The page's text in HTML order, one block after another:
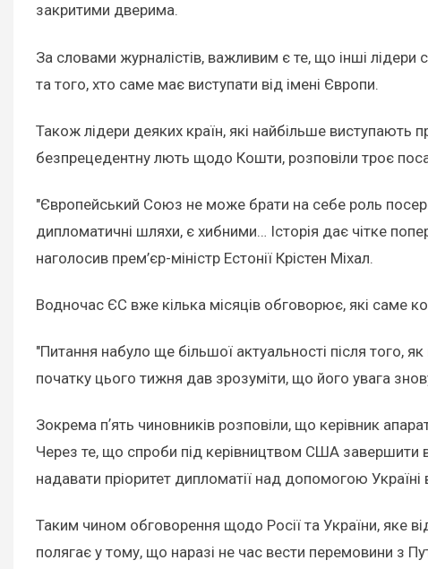
закритими дверима.
За словами журналістів, важливим є те, що інші
та того, хто саме має виступати від імені Європи.
Також лідери деяких країн, які найбільше виступають
безпрецедентну лють щодо Кошти, розповіли троє
"Європейський Союз не може брати на себе роль
дипломатичні шляхи, є хибними… Історія дає чітке
наголосив прем’єр-міністр Естонії Крістен Міхал.
Водночас ЄС вже кілька місяців обговорює, які саме
"Питання набуло ще більшої актуальності після того,
початку цього тижня дав зрозуміти, що його увага
Зокрема пʼять чиновників розповіли, що керівник
Через те, що спроби під керівництвом США завершити
надавати пріоритет дипломатії над допомогою
Таким чином обговорення щодо Росії та України, яке
полягає у тому, що наразі не час вести перемовини з